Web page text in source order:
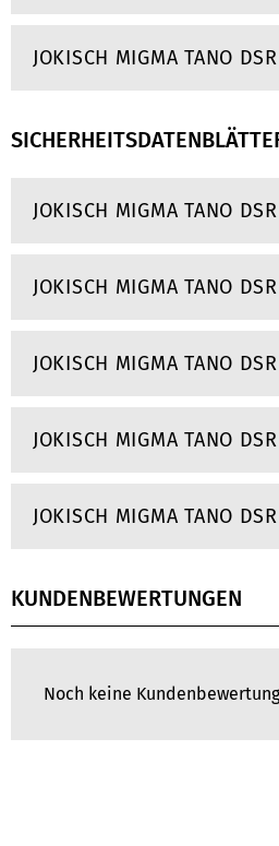
JOKISCH MIGMA TANO
JOKISCH MIGMA TANO
JOKISCH MIGMA TANO
JOKISCH MIGMA TANO
JOKISCH MIGMA TANO
JOKISCH MIGMA TANO
KUNDENBEWERTUNGEN
Noch keine